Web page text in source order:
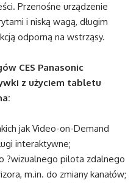
Przenośne urządzenie
i niską wagą, długim
odporną na wstrząsy.
CES Panasonic
z użyciem tabletu
jak Video-on-Demand
interaktywne;
?wizualnego pilota zdalnego
m.in. do zmiany kanałów;